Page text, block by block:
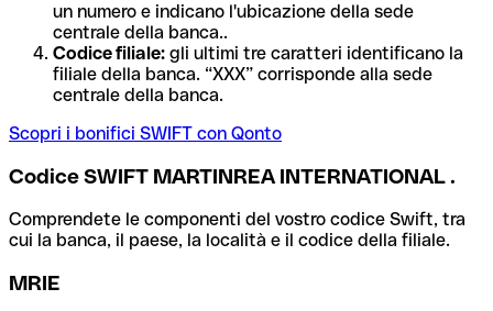
un numero e indicano l'ubicazione della sede
centrale della banca..
Codice filiale: gli ultimi tre caratteri identificano la
filiale della banca. “XXX” corrisponde alla sede
centrale della banca.
Scopri i bonifici SWIFT con Qonto
Codice SWIFT MARTINREA INTERNATIONAL .
Comprendete le componenti del vostro codice Swift, tra
cui la banca, il paese, la località e il codice della filiale.
MRIE